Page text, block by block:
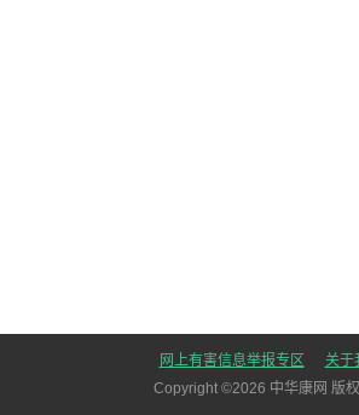
网上有害信息举报专区
关于
Copyright ©2026 中华康网 版